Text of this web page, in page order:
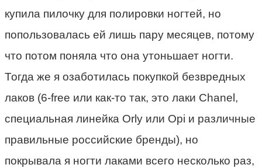
купила пилочку для полировки ногтей, но
попользовалась ей лишь пару месяцев, потому
что потом поняла что она утоньшает ногти.
Тогда же я озаботилась покупкой безвредных
лаков (6-free или как-то так, это лаки Chanel,
специальная линейка Orly или Opi и различные
правильные российские бренды), но
покрывала я ногти лаками всего несколько раз,